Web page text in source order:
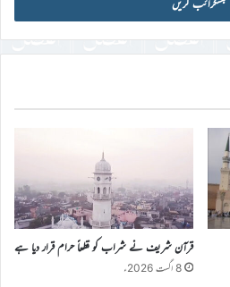
قرآن شریف نے شراب کو قطعاً حرام قرار دیا ہے
8 اگست 2026ء